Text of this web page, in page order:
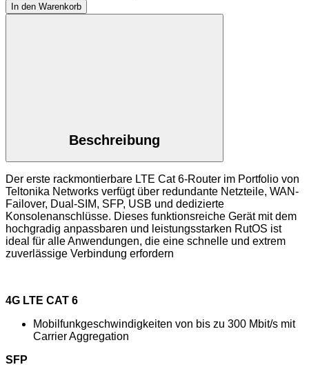
In den Warenkorb
Beschreibung
Der erste rackmontierbare LTE Cat 6-Router im Portfolio von
Teltonika Networks verfügt über redundante Netzteile, WAN-
Failover, Dual-SIM, SFP, USB und dedizierte
Konsolenanschlüsse. Dieses funktionsreiche Gerät mit dem
hochgradig anpassbaren und leistungsstarken RutOS ist
ideal für alle Anwendungen, die eine schnelle und extrem
zuverlässige Verbindung erfordern
4G LTE CAT 6
Mobilfunkgeschwindigkeiten von bis zu 300 Mbit/s mit
Carrier Aggregation
SFP